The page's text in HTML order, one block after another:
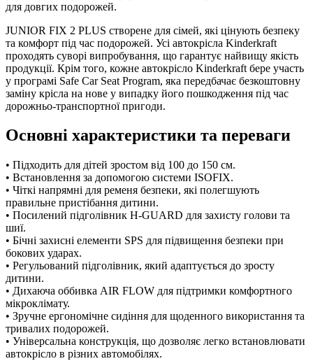
для довгих подорожей.
JUNIOR FIX 2 PLUS створене для сімей, які цінують безпеку
та комфорт під час подорожей. Усі автокрісла Kinderkraft
проходять суворі випробування, що гарантує найвищу якість
продукції. Крім того, кожне автокрісло Kinderkraft бере участь
у програмі Safe Car Seat Program, яка передбачає безкоштовну
заміну крісла на нове у випадку його пошкодження під час
дорожньо-транспортної пригоди.
Основні характеристики та переваги
• Підходить для дітей зростом від 100 до 150 см.
• Встановлення за допомогою системи ISOFIX.
• Чіткі напрямні для ременя безпеки, які полегшують
правильне пристібання дитини.
• Посилений підголівник H-GUARD для захисту голови та
шиї.
• Бічні захисні елементи SPS для підвищення безпеки при
бокових ударах.
• Регульований підголівник, який адаптується до зросту
дитини.
• Дихаюча оббивка AIR FLOW для підтримки комфортного
мікроклімату.
• Зручне ергономічне сидіння для щоденного використання та
тривалих подорожей.
• Універсальна конструкція, що дозволяє легко встановлювати
автокрісло в різних автомобілях.